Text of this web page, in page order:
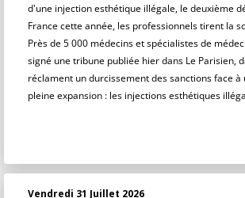
d'une injection esthétique illégale, le deuxième
France cette année, les professionnels tirent la
Près de 5 000 médecins et spécialistes de
signé une tribune publiée hier dans Le Parisien,
réclament un durcissement des sanctions face à
pleine expansion : les injections esthétiques
Vendredi 31 Juillet 2026